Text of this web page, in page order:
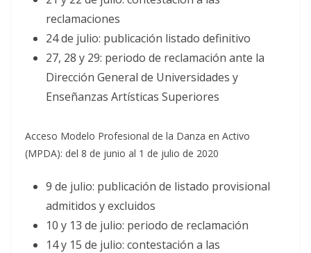
reclamaciones
24 de julio: publicación listado definitivo
27, 28 y 29: periodo de reclamación ante la
Dirección General de Universidades y
Enseñanzas Artísticas Superiores
Acceso Modelo Profesional de la Danza en Activo
(MPDA): del 8 de junio al 1 de julio de 2020
9 de julio: publicación de listado provisional
admitidos y excluidos
10 y 13 de julio: periodo de reclamación
14 y 15 de julio: contestación a las